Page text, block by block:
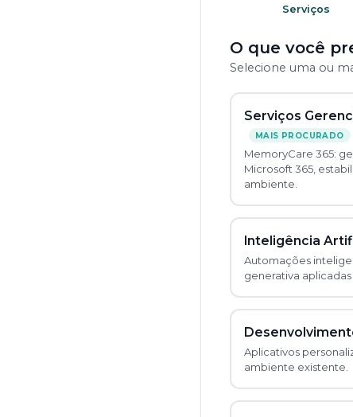
Serviços
O que você
Selecione uma ou
Serviços
MAIS PROCURADO
MemoryCare 365:
Microsoft 365,
ambiente.
Inteligência
Automações
generativa
Aplicativos
ambiente existente.